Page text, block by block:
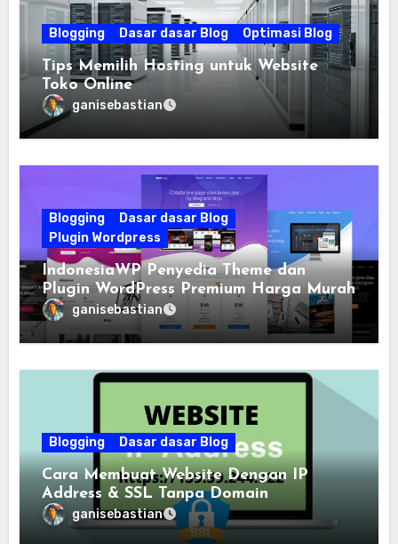
Blogging Dasar dasar Blog Optimasi Blog
Tips Memilih Hosting untuk Website
Toko Online
ganisebastian
Blogging
Dasar dasar Blog
Plugin Wordpress
IndonesiaWP Penyedia Theme dan
Plugin WordPress Premium Harga Murah
ganisebastian
Blogging Dasar dasar Blog
Cara Membuat Website Dengan IP
Address & SSL Tanpa Domain
ganisebastian